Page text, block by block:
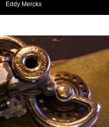
Eddy Merckx